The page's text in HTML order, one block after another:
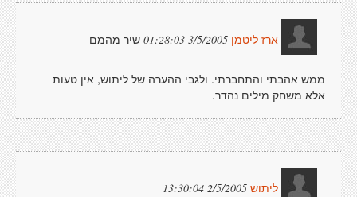
ארז ליטמן 3/5/2005 01:28:03 שיר מהמם
ממש אהבתי והתחברתי. ולגבי ההערה של ליתוש, אין טעות
אלא משחק מילים נהדר.
ליתוש 2/5/2005 13:30:04